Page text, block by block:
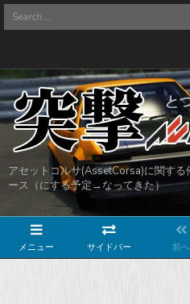
アセットコルサ(AssetCorsa)に関す
ース（にする予定→なってきた）
メニュー サイドバー 前へ